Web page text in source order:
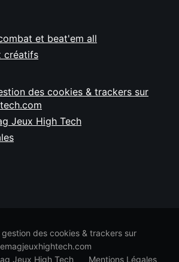
et beat'em all
créatifs
des cookies & trackers sur
Jeux High Tech
des cookies & trackers sur
Jeux High Tech
Mentions Légales